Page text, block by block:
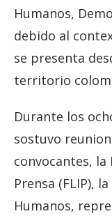
Humanos,
debido al
se presenta
territorio
Durante los
sostuvo
convocantes,
Prensa (FLIP),
Humanos,